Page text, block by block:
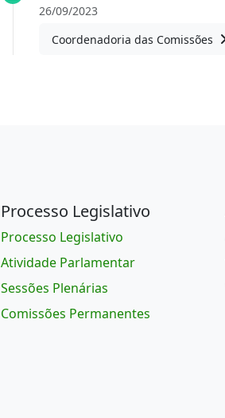
26/09/2023
Coordenadoria das Comissões
Processo Legislativo
Processo Legislativo
Atividade Parlamentar
Sessões Plenárias
Comissões Permanentes